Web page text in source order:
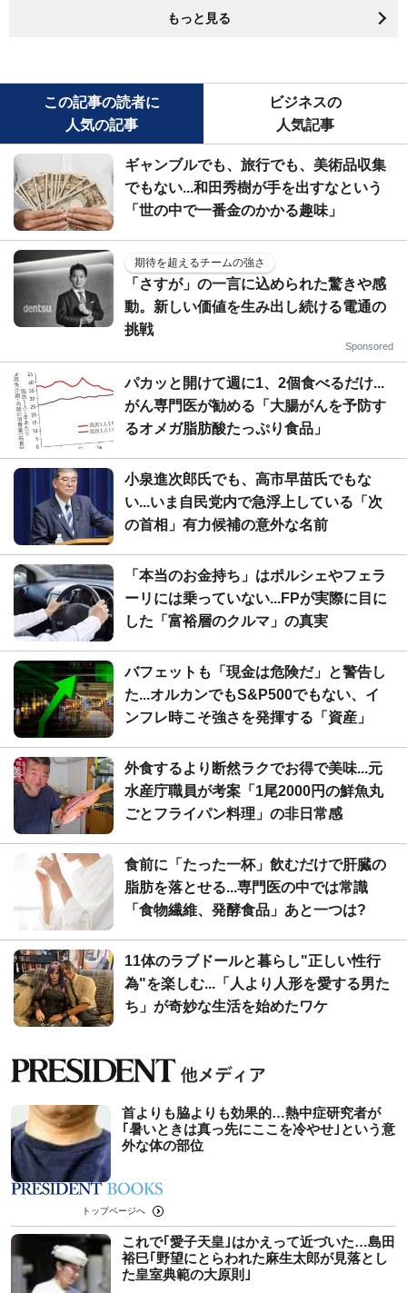
もっと見る
この記事の読者に
人気の記事
ビジネスの
人気記事
ギャンブルでも、旅行でも、美術品収集
でもない...和田秀樹が手を出すなという
「世の中で一番金のかかる趣味」
期待を超えるチームの強さ
「さすが」の一言に込められた驚きや感
動。新しい価値を生み出し続ける電通の
挑戦
Sponsored
パカッと開けて週に1、2個食べるだけ...
がん専門医が勧める「大腸がんを予防す
るオメガ脂肪酸たっぷり食品」
小泉進次郎氏でも、高市早苗氏でもな
い...いま自民党内で急浮上している「次
の首相」有力候補の意外な名前
「本当のお金持ち」はポルシェやフェラ
ーリには乗っていない...FPが実際に目に
した「富裕層のクルマ」の真実
バフェットも「現金は危険だ」と警告し
た...オルカンでもS&P500でもない、イ
ンフレ時こそ強さを発揮する「資産」
外食するより断然ラクでお得で美味...元
水産庁職員が考案「1尾2000円の鮮魚丸
ごとフライパン料理」の非日常感
食前に「たった一杯」飲むだけで肝臓の
脂肪を落とせる...専門医の中では常識
「食物繊維、発酵食品」あと一つは?
11体のラブドールと暮らし"正しい性行
為"を楽しむ...「人より人形を愛する男た
ち」が奇妙な生活を始めたワケ
首よりも脇よりも効果的…熱中症研究者が
｢暑いときは真っ先にここを冷やせ｣という意
外な体の部位
トップページへ
これで｢愛子天皇｣はかえって近づいた…島田
裕巳｢野望にとらわれた麻生太郎が見落とし
た皇室典範の大原則｣